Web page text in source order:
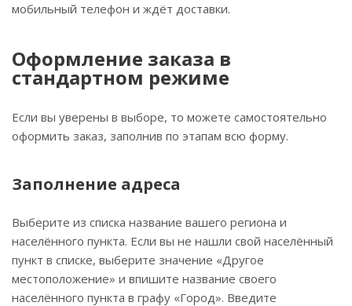
мобильный телефон и ждёт доставки.
Оформление заказа в
стандартном режиме
Если вы уверены в выборе, то можете самостоятельно
оформить заказ, заполнив по этапам всю форму.
Заполнение адреса
Выберите из списка название вашего региона и
населённого пункта. Если вы не нашли свой населённый
пункт в списке, выберите значение «Другое
местоположение» и впишите название своего
населённого пункта в графу «Город». Введите